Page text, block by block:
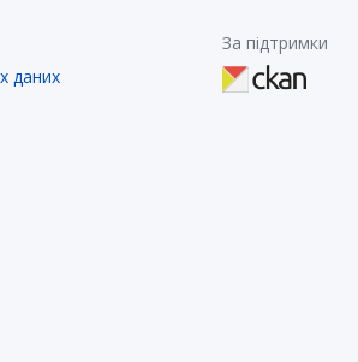
даних
За підтримки